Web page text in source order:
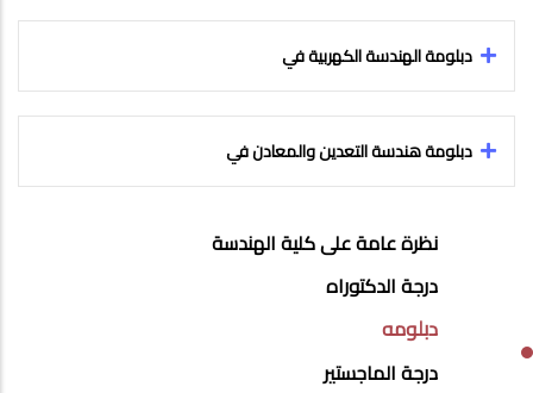
دبلومة الهندسة الكهربية في
دبلومة هندسة التعدين والمعادن في
POSTGRAD
STUDIES
نظرة عامة على كلية الهندسة
درجة الدكتوراه
دبلومه
درجة الماجستير